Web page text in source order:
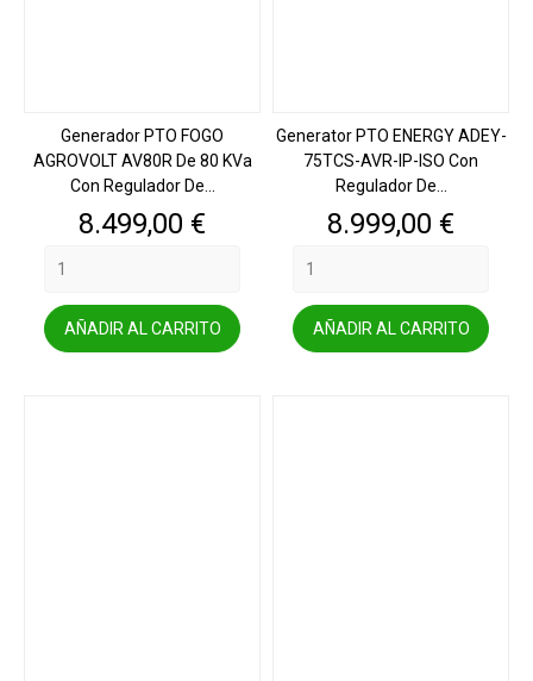
Generador PTO FOGO
AGROVOLT AV80R De 80 KVa
Con Regulador De...
Precio
8.499,00 €
AÑADIR AL CARRITO
Generator PTO ENERGY ADEY-
75TCS-AVR-IP-ISO Con
Regulador De...
Precio
8.999,00 €
AÑADIR AL CARRITO